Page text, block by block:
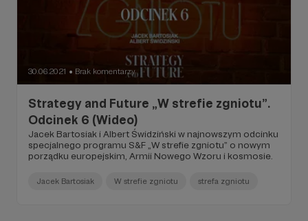
30.06.2021 ● Brak komentarzy
Strategy and Future „W strefie zgniotu”.
Odcinek 6 (Wideo)
Jacek Bartosiak i Albert Świdziński w najnowszym odcinku
specjalnego programu S&F „W strefie zgniotu” o nowym
porządku europejskim, Armii Nowego Wzoru i kosmosie.
Jacek Bartosiak W strefie zgniotu strefa zgniotu